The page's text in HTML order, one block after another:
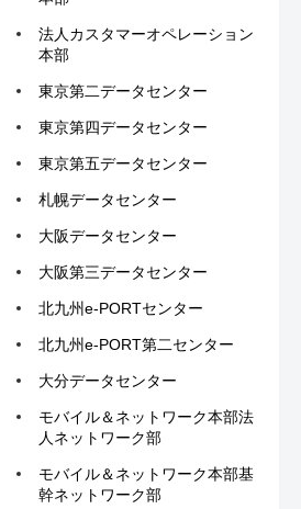
法人カスタマーオペレーション
本部
東京第二データセンター
東京第四データセンター
東京第五データセンター
札幌データセンター
大阪データセンター
大阪第三データセンター
北九州e-PORTセンター
北九州e-PORT第二センター
大分データセンター
モバイル＆ネットワーク本部法
人ネットワーク部
モバイル＆ネットワーク本部基
幹ネットワーク部